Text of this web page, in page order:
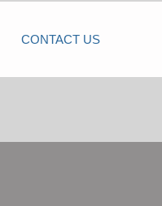
CONTACT US